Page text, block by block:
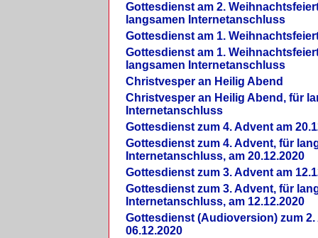
Gottesdienst am 2.
langsamen Internetanschluss
Gottesdienst am 1.
Gottesdienst am 1.
langsamen Internetanschluss
Christvesper an Heilig Abend
Christvesper an Heilig Abend, für
Internetanschluss
Gottesdienst zum 4. Advent am
Gottesdienst zum 4. Advent, für
Internetanschluss, am 20.12.2020
Gottesdienst zum 3. Advent am
Gottesdienst zum 3. Advent, für
Internetanschluss, am 12.12.2020
Gottesdienst (Audioversion) zum 2.
06.12.2020